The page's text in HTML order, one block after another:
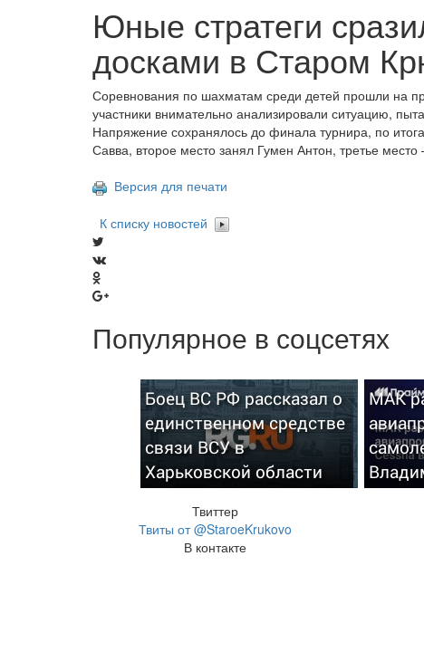
Юные стратеги
досками в Старом
Соревнования по шахматам среди детей прошли на
участники внимательно анализировали ситуацию,
Напряжение сохранялось до финала турнира, по
Савва, второе место занял Гумен Антон, третье
Версия для печати
К списку новостей
Популярное в соцсетях
Боец ВС РФ рассказал о
единственном средстве
связи ВСУ в
Харьковской области
МАК
Твиттер
Твиты от @StaroeKrukovo
В контакте